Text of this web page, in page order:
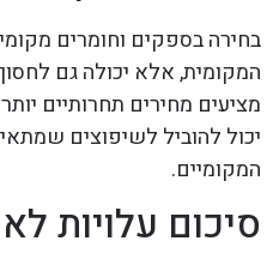
בחירה בספקים וחומרים
המקומית, אלא יכולה גם
מציעים מחירים תחרותיים
יכול להוביל לשיפוצים
המקומיים.
סיכום עלויות